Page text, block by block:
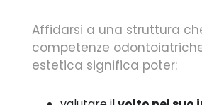
Affidarsi a una struttura
competenze
estetica significa poter: